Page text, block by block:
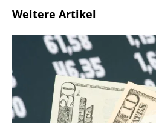
Weitere Artikel